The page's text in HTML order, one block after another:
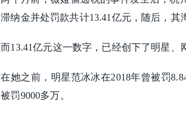
滞纳金并处罚款共计13.41亿元，随后，其
而13.41亿元这一数字，已经创下了明星、
在她之前，明星范冰冰在2018年曾被罚
被罚9000多万。